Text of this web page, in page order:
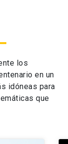
los
en un
idóneas para
que